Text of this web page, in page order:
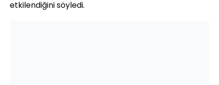
etkilendiğini söyledi.